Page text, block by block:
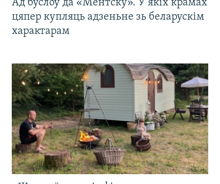
Ад буслоў да «Ментску». У якіх крамах
цяпер купляць адзеньне зь беларускім
характарам